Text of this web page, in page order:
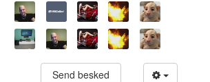
Send besked